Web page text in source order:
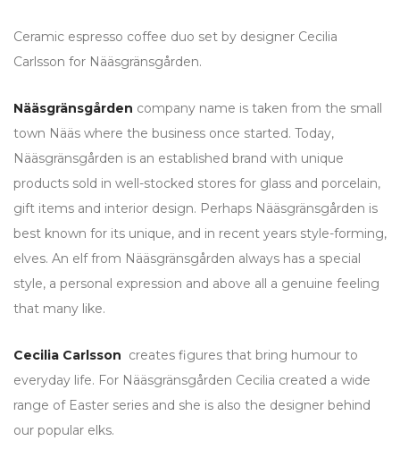
Ceramic espresso coffee duo set by designer Cecilia
Carlsson for Nääsgränsgården.
Nääsgränsgården company name is taken from the small
town Nääs where the business once started. Today,
Nääsgränsgården is an established brand with unique
products sold in well-stocked stores for glass and porcelain,
gift items and interior design. Perhaps Nääsgränsgården is
best known for its unique, and in recent years style-forming,
elves. An elf from Nääsgränsgården always has a special
style, a personal expression and above all a genuine feeling
that many like.
Cecilia Carlsson creates figures that bring humour to
everyday life. For Nääsgränsgården Cecilia created a wide
range of Easter series and she is also the designer behind
our popular elks.